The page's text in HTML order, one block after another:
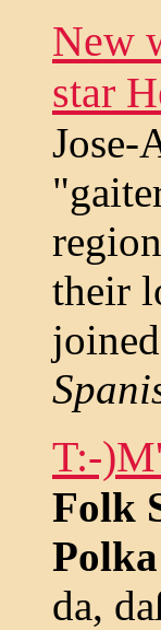
New
star
Jose-
their
T:-
Folk
da,